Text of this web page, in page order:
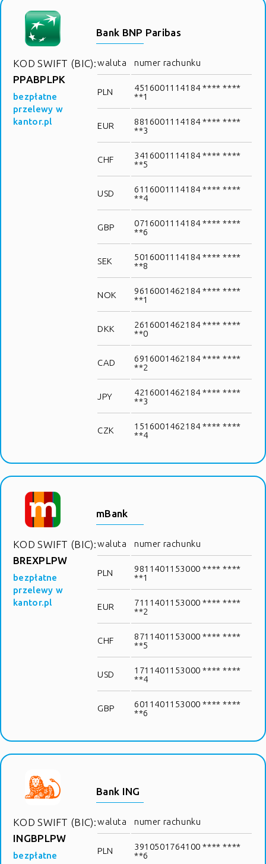
KOD SWIFT (BIC):
PPABPLPK
bezpłatne
przelewy w
kantor.pl
Bank BNP Paribas
waluta numer rachunku
PLN
4516001114184 **** ****
**1
EUR
8816001114184 **** ****
**3
CHF
3416001114184 **** ****
**5
USD
6116001114184 **** ****
**4
GBP
0716001114184 **** ****
**6
SEK
5016001114184 **** ****
**8
NOK
9616001462184 **** ****
**1
DKK
2616001462184 **** ****
**0
CAD
6916001462184 **** ****
**2
JPY
4216001462184 **** ****
**3
CZK
1516001462184 **** ****
**4
KOD SWIFT (BIC):
BREXPLPW
bezpłatne
przelewy w
kantor.pl
mBank
waluta numer rachunku
PLN
9811401153000 **** ****
**1
EUR
7111401153000 **** ****
**2
CHF
8711401153000 **** ****
**5
USD
1711401153000 **** ****
**4
GBP
6011401153000 **** ****
**6
KOD SWIFT (BIC):
INGBPLPW
bezpłatne
Bank ING
waluta numer rachunku
PLN
3910501764100 **** ****
**6